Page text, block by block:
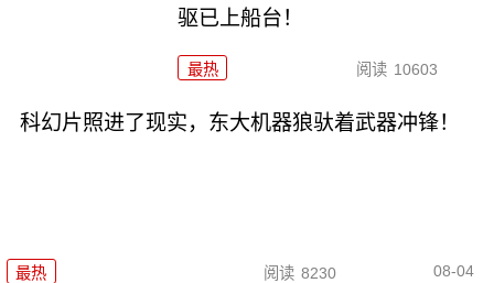
驱已上船台！
最热 阅读 10603
科幻片照进了现实，东大机器狼驮着武器冲锋！
最热 阅读 8230 08-04